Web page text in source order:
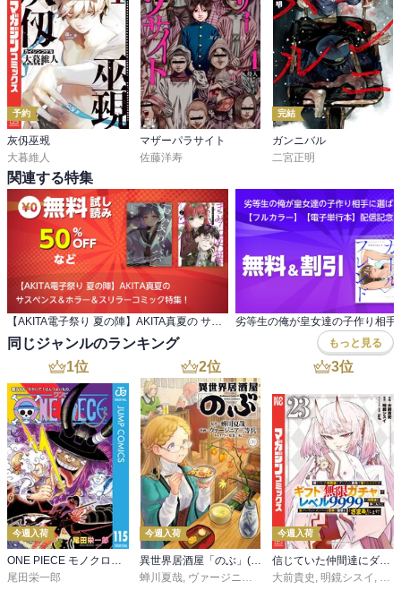
予約
灰仭巫覡
大暮維人
マザーパラサイト
佐藤洋寿
完結
ガンニバル
二宮正明
関連する特集
【AKITA電子祭り 夏の陣】AKITA真夏の サスペンス＆ホラー＆スリラーコミック特集！
同じジャンルのランキング もっと見る
1位
今週入荷
尾田栄一郎
2位
今週入荷
蝉川夏哉 ヴァージニア二等兵 ,転
3位
今週入荷
大前貴史 明鏡シスイ